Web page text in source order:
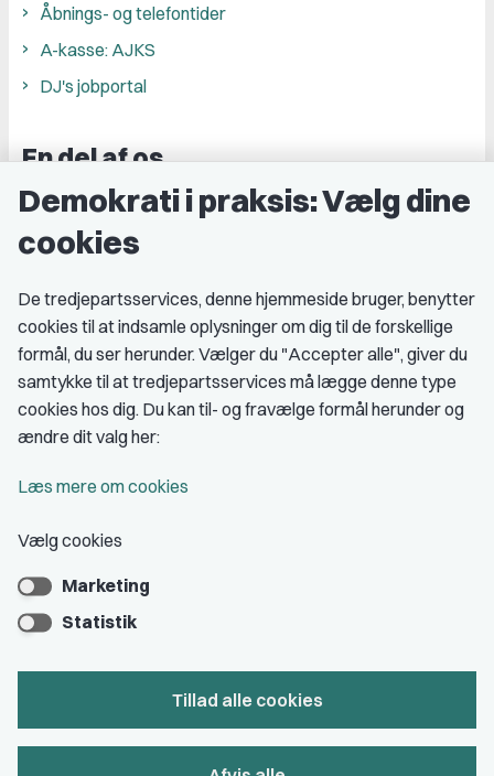
Åbnings- og telefontider
A-kasse: AJKS
DJ's jobportal
En del af os
Grupper og kredse
Studenterorganisationer
Medlemskab
Fordele som medlem
Kontingent
Bliv medlem
Privatlivs- & cookiepolitik
Demokrati i praksis: Vælg dine
cookies
De tredjepartsservices, denne hjemmeside bruger, benytter
cookies til at indsamle oplysninger om dig til de forskellige
formål, du ser herunder. Vælger du "Accepter alle", giver du
samtykke til at tredjepartsservices må lægge denne type
cookies hos dig. Du kan til- og fravælge formål herunder og
ændre dit valg her:
Læs mere om cookies
Vælg cookies
Marketing
Statistik
Tillad alle cookies